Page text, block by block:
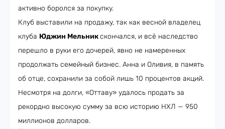
активно боролся за покупку.
Клуб выставили на продажу, так как весной владелец
клуба Юджин Мельникскончался, и всё наследство
перешло в руки его дочерей, явно не намеренных
продолжать семейный бизнес. Анна и Оливия, в память
об отце, сохранили за собой лишь 10 процентов акций.
Несмотря на долги, «Оттаву» удалось продать за
рекордно высокую сумму за всю историю НХЛ — 950
миллионов долларов.